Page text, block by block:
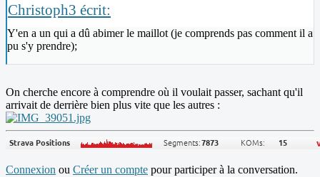
Christoph3 écrit:
Y'en a un qui a dû abimer le maillot (je comprends pas comment il a
pu s'y prendre);
On cherche encore à comprendre où il voulait passer, sachant qu'il
arrivait de derrière bien plus vite que les autres :
Connexion ou Créer un compte pour participer à la conversation.